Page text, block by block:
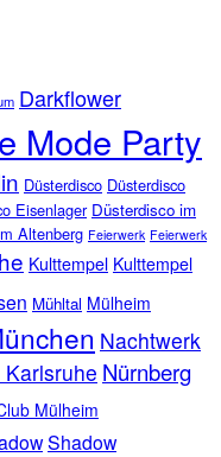
Darkflower
Mode Party
Düsterdisco Düsterdisco
Eisenlager Düsterdisco im
Altenberg Feierwerk Feierwerk
Kulttempel Kulttempel
Mühltal Mülheim
Nachtwerk
Nürnberg
Mülheim
Shadow